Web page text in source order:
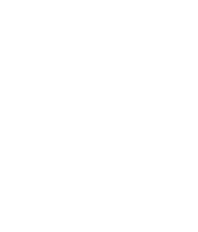
mais potássio na alimentação
a hipertensão